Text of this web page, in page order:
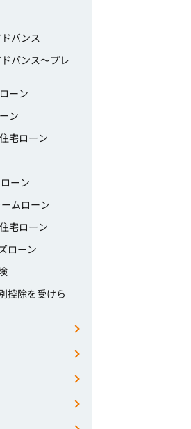
バンス
バンス～プレ
ーン
ン
宅ローン
ーン
ムローン
宅ローン
ローン
控除を受けら